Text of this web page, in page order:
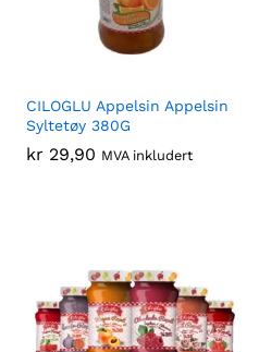
CILOGLU Appelsin Appelsin
Syltetøy 380G
kr 29,90 MVA inkludert